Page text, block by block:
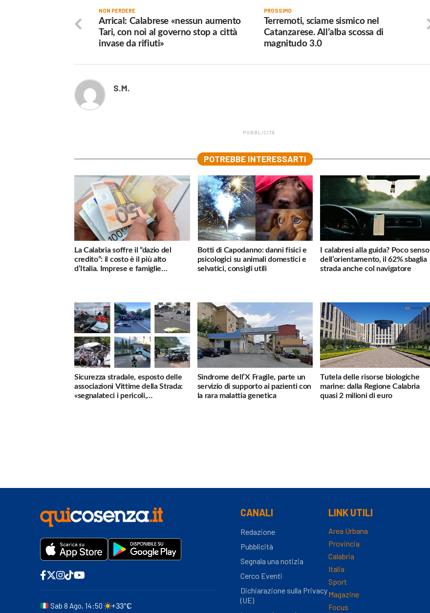
PROSSIMO
Terremoti, sciame sismico nel
Catanzarese. All’alba scossa di
magnitudo 3.0
NON PERDERE
Arrical: Calabrese «nessun aumento
Tari, con noi al governo stop a città
invase da rifiuti»
S.M.
PUBBLICITÀ
POTREBBE INTERESSARTI
La Calabria soffre il “dazio del
credito”: il costo è il più alto
d’Italia. Imprese e famiglie
Botti di Capodanno: danni fisici e
psicologici su animali domestici e
selvatici, consigli utili
I calabresi alla guida? Poco senso
dell’orientamento, il 62% sbaglia
strada anche col navigatore
Sicurezza stradale, esposto delle
associazioni Vittime della Strada:
«segnalateci i pericoli,
Sindrome dell’X Fragile, parte un
servizio di supporto ai pazienti con
la rara malattia genetica
Tutela delle risorse biologiche
marine: dalla Regione Calabria
quasi 2 milioni di euro
Sab 8 Ago, 14:50 +33°C
CANALI
Redazione
Pubblicità
Segnala una notizia
Cerco Eventi
Dichiarazione sulla Privacy
(UE)
LINK UTILI
Area Urbana
Provincia
Calabria
Italia
Sport
Magazine
Focus